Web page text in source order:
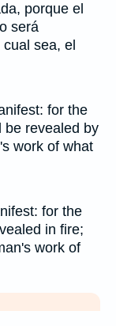
porque el
será
sea, el
for the
be revealed by
work of what
for the
in fire;
work of